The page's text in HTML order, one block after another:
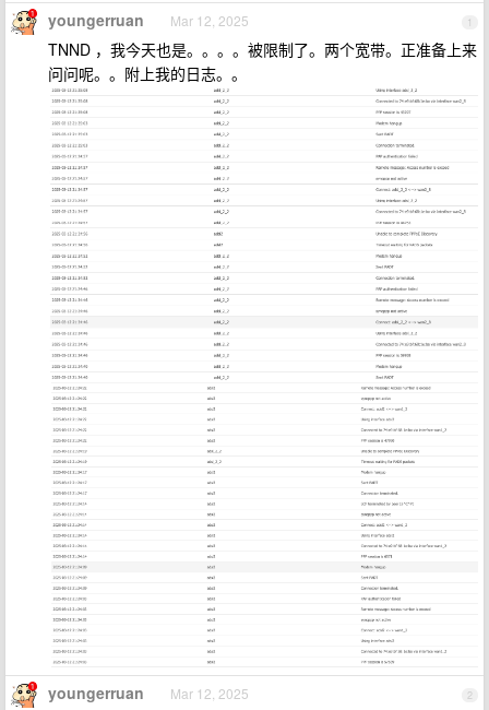
1
youngerruan Mar 12, 2025
TNND ，我今天也是。。。。被限制了。两个宽带。正准备上来
问问呢。。附上我的日志。。
2
youngerruan Mar 12, 2025